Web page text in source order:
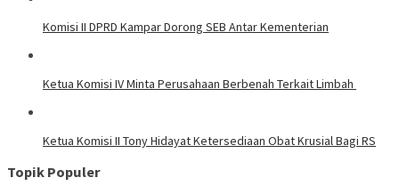
Komisi II DPRD Kampar Dorong SEB Antar Kementerian
Ketua Komisi IV Minta Perusahaan Berbenah Terkait Limbah
Ketua Komisi II Tony Hidayat Ketersediaan Obat Krusial Bagi RS
Topik Populer